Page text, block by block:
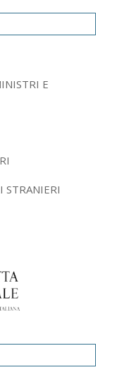
E
STRANIERI